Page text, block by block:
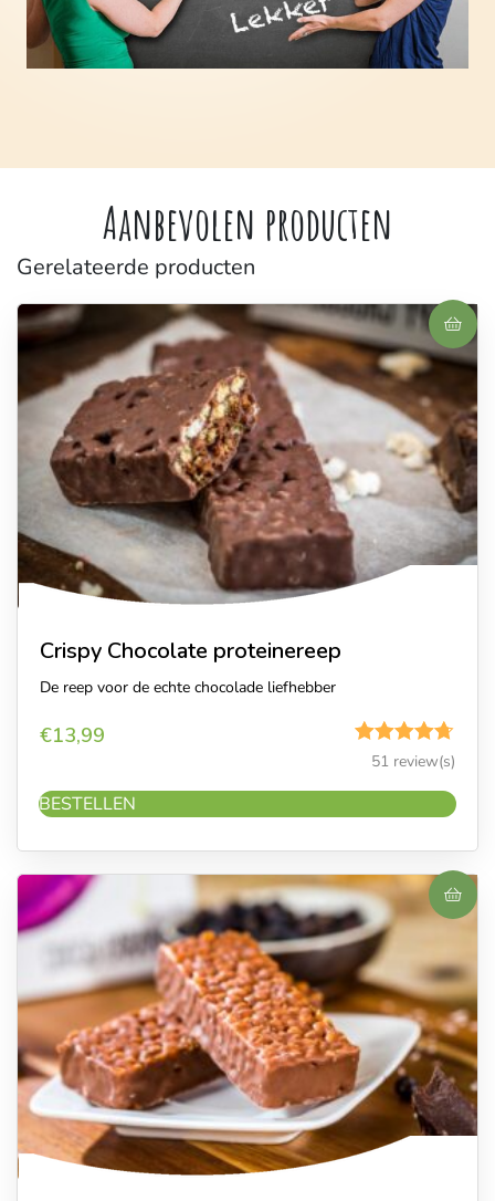
Aanbevolen producten
Gerelateerde producten
Crispy Chocolate proteinereep
De reep voor de echte chocolade liefhebber
€13,99
Gewaardeerd
4.69
uit 5
51 review(s)
BESTELLEN